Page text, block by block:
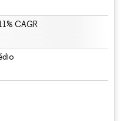
CAGR
requer atribuição conforme CC BY 4.0.